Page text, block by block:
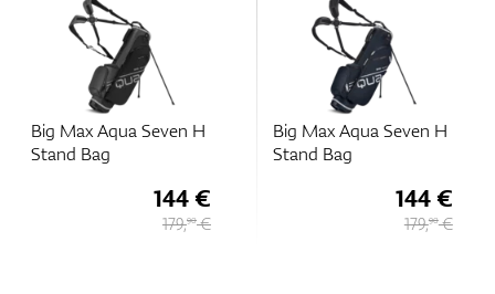
Big Max Aqua Seven H
Stand Bag
144 €
179,90€
Big Max Aqua Seven H
Stand Bag
144 €
179,90€